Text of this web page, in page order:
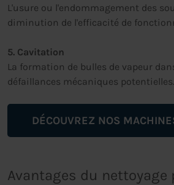
L'usure ou l'endommagement des
diminution de l'efficacité de
5. Cavitation
La formation de bulles de vapeur
défaillances mécaniques potentielles.
DÉCOUVREZ NOS
Avantages du